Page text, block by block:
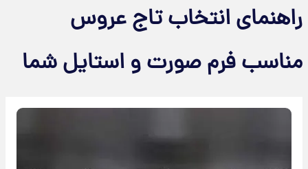
راهنمای انتخاب تاج عروس
مناسب فرم صورت و استایل شما